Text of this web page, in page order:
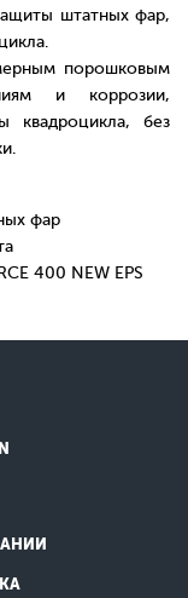
штатных фар,
порошковым
и коррозии,
квадроцикла, без
фар
400 NEW EPS